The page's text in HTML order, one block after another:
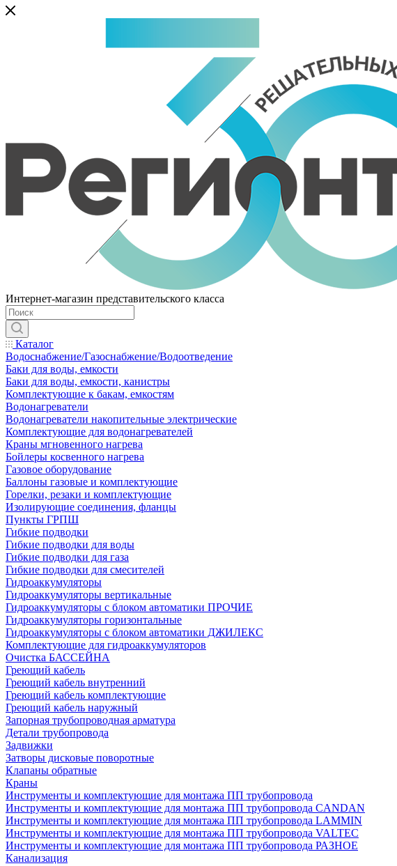
Интернет-магазин представительского класса
Каталог
Водоснабжение/Газоснабжение/Водоотведение
Баки для воды, емкости
Баки для воды, емкости, канистры
Комплектующие к бакам, емкостям
Водонагреватели
Водонагреватели накопительные электрические
Комплектующие для водонагревателей
Краны мгновенного нагрева
Бойлеры косвенного нагрева
Газовое оборудование
Баллоны газовые и комплектующие
Горелки, резаки и комплектующие
Изолирующие соединения, фланцы
Пункты ГРПШ
Гибкие подводки
Гибкие подводки для воды
Гибкие подводки для газа
Гибкие подводки для смесителей
Гидроаккумуляторы
Гидроаккумуляторы вертикальные
Гидроаккумуляторы с блоком автоматики ПРОЧИЕ
Гидроаккумуляторы горизонтальные
Гидроаккумуляторы с блоком автоматики ДЖИЛЕКС
Комплектующие для гидроаккумуляторов
Очистка БАССЕЙНА
Греющий кабель
Греющий кабель внутренний
Греющий кабель комплектующие
Греющий кабель наружный
Запорная трубопроводная арматура
Детали трубопровода
Задвижки
Затворы дисковые поворотные
Клапаны обратные
Краны
Инструменты и комплектующие для монтажа ПП трубопровода
Инструменты и комплектующие для монтажа ПП трубопровода CANDAN
Инструменты и комплектующие для монтажа ПП трубопровода LAMMIN
Инструменты и комплектующие для монтажа ПП трубопровода VALTEC
Инструменты и комплектующие для монтажа ПП трубопровода РАЗНОЕ
Канализация